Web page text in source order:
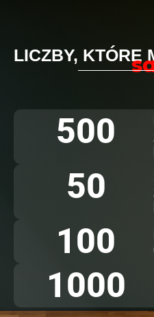
LICZBY, KTÓRE
500
50
100
1000